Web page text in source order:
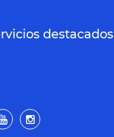
destacados